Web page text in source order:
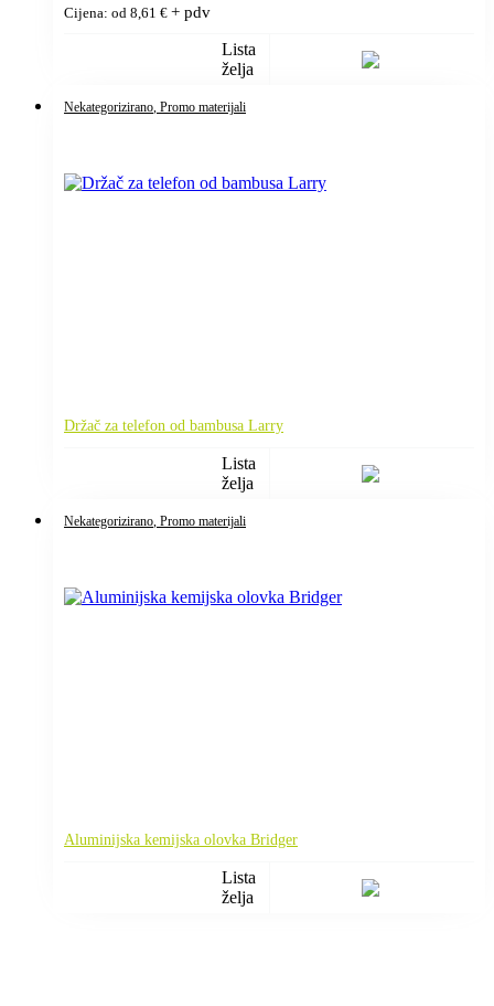
Cijena: od 8,61 € + pdv
Lista
želja
Nekategorizirano , Promo materijali
Držač za telefon od bambusa Larry
Lista
želja
Nekategorizirano , Promo materijali
Aluminijska kemijska olovka Bridger
Lista
želja